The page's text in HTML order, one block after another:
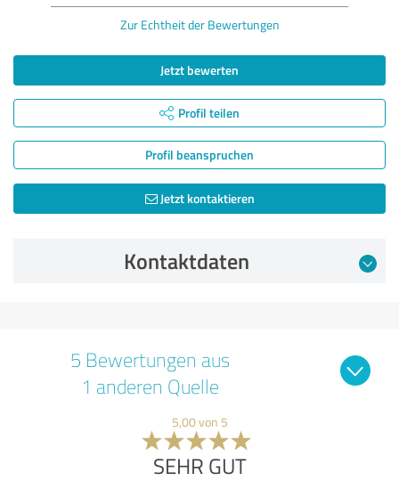
Zur Echtheit der Bewertungen
Jetzt bewerten
Profil teilen
Profil beanspruchen
Jetzt kontaktieren
Kontaktdaten
5 Bewertungen aus
1 anderen Quelle
5,00 von 5
SEHR GUT